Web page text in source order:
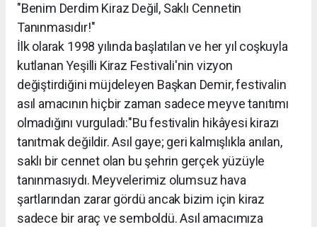
"Benim Derdim Kiraz Değil, Saklı Cennetin
Tanınmasıdır!"
İlk olarak 1998 yılında başlatılan ve her yıl coşkuyla
kutlanan Yeşilli Kiraz Festivali'nin vizyon
değiştirdiğini müjdeleyen Başkan Demir, festivalin
asıl amacının hiçbir zaman sadece meyve tanıtımı
olmadığını vurguladı:"Bu festivalin hikâyesi kirazı
tanıtmak değildir. Asıl gaye; geri kalmışlıkla anılan,
saklı bir cennet olan bu şehrin gerçek yüzüyle
tanınmasıydı. Meyvelerimiz olumsuz hava
şartlarından zarar gördü ancak bizim için kiraz
sadece bir araç ve semboldü. Asıl amacımıza